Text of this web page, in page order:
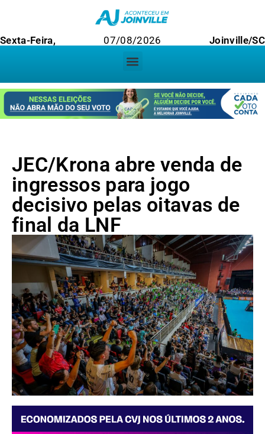
Sexta-Feira, 07/08/2026 Joinville/SC
JEC/Krona abre venda de
ingressos para jogo
decisivo pelas oitavas de
final da LNF